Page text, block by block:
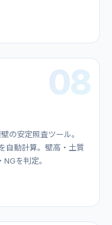
08
の安定照査ツール。
自動計算。壁高・土質
を判定。